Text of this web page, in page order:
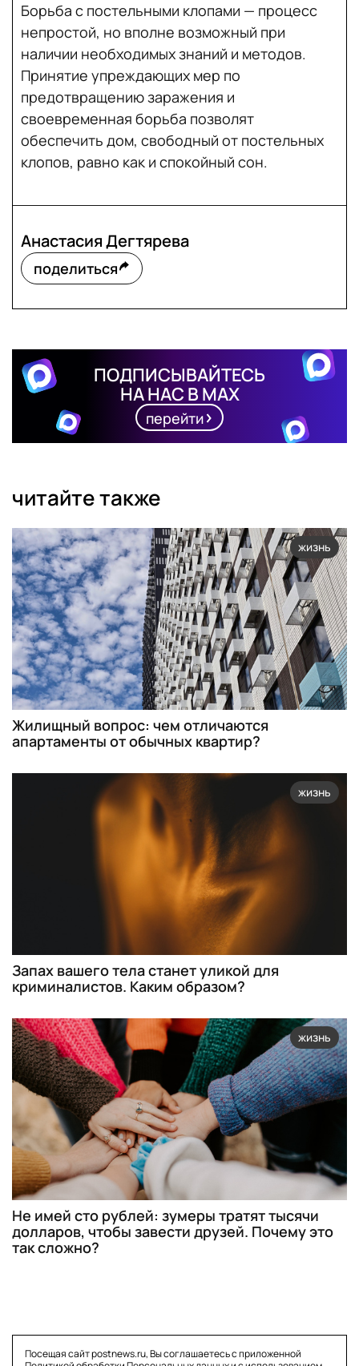
Борьба с постельными клопами — процесс
непростой, но вполне возможный при
наличии необходимых знаний и методов.
Принятие упреждающих мер по
предотвращению заражения и
своевременная борьба позволят
обеспечить дом, свободный от постельных
клопов, равно как и спокойный сон.
Анастасия Дегтярева
поделиться
ПОДПИСЫВАЙТЕСЬ
НА НАС В MAX
перейти
читайте также
жизнь
Жилищный вопрос: чем отличаются
апартаменты от обычных квартир?
жизнь
Запах вашего тела станет уликой для
криминалистов. Каким образом?
жизнь
Не имей сто рублей: зумеры тратят тысячи
долларов, чтобы завести друзей. Почему это
так сложно?
Посещая сайт postnews.ru, Вы соглашаетесь с приложенной